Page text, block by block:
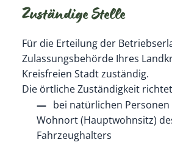
Zuständige Stelle
Für die Erteilung der
Zulassungsbehörde Ihres
Kreisfreien Stadt zuständig.
Die örtliche Zuständigkeit
bei natürlichen Personen
Wohnort (Hauptwohnsitz)
Fahrzeughalters